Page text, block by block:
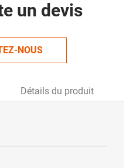
un devis
NOUS
Détails du produit